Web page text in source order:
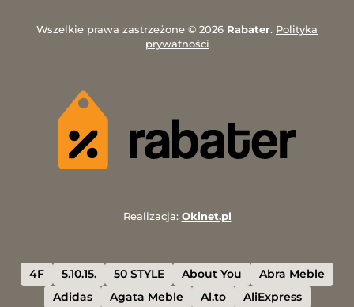
Wszelkie prawa zastrzeżone © 2026 Rabater. Polityka
prywatności
Realizacja: Okinet.pl
4F 5.10.15. 50 STYLE About You
Abra Meble
Adidas
Agata Meble Al.to AliExpress